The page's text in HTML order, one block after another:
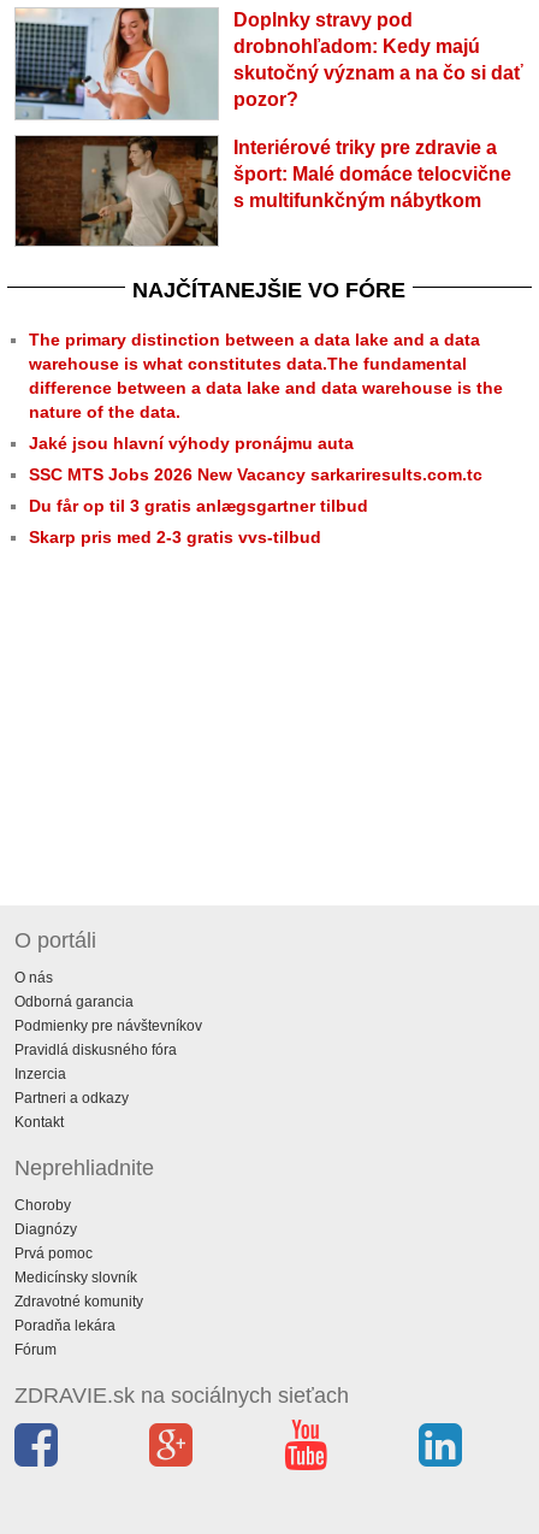
Doplnky stravy pod
drobnohľadom: Kedy majú
skutočný význam a na čo si dať
pozor?
Interiérové triky pre zdravie a
šport: Malé domáce telocvične
s multifunkčným nábytkom
NAJČÍTANEJŠIE VO FÓRE
The primary distinction between a data lake and a data
warehouse is what constitutes data.The fundamental
difference between a data lake and data warehouse is the
nature of the data.
Jaké jsou hlavní výhody pronájmu auta
SSC MTS Jobs 2026 New Vacancy sarkariresults.com.tc
Du får op til 3 gratis anlægsgartner tilbud
Skarp pris med 2-3 gratis vvs-tilbud
O portáli
O nás
Odborná garancia
Podmienky pre návštevníkov
Pravidlá diskusného fóra
Inzercia
Partneri a odkazy
Kontakt
Neprehliadnite
Choroby
Diagnózy
Prvá pomoc
Medicínsky slovník
Zdravotné komunity
Poradňa lekára
Fórum
ZDRAVIE.sk na sociálnych sieťach